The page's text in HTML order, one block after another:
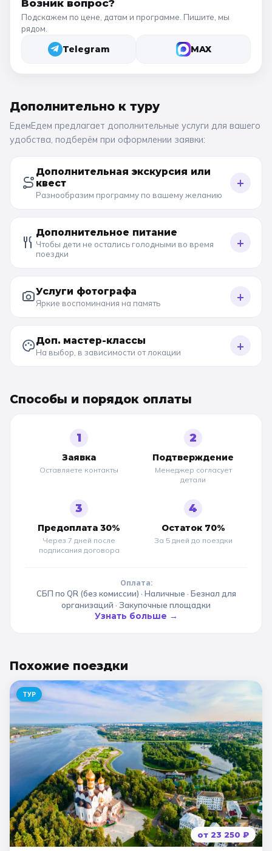
Возник вопрос?
Подскажем по цене, датам и программе. Пишите, мы
рядом.
Telegram MAX
Дополнительно к туру
ЕдемЕдем предлагает дополнительные услуги для вашего
удобства, подберём при оформлении заявки:
Дополнительная экскурсия или
квест
Разнообразим программу по вашему желанию
+
Дополнительное питание
Чтобы дети не остались голодными во время
поездки
+
Услуги фотографа
Яркие воспоминания на память +
Доп. мастер-классы
На выбор, в зависимости от локации +
Способы и порядок оплаты
1
Заявка
Оставляете контакты
2
Подтверждение
Менеджер согласует
детали
3
Предоплата 30%
Через 7 дней после
подписания договора
4
Остаток 70%
За 5 дней до поездки
Оплата:
СБП по QR (без комиссии) · Наличные · Безнал для
организаций · Закупочные площадки
Узнать больше →
Похожие поездки
ТУР
от 23 250 ₽